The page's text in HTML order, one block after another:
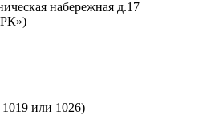
набережная д.17
1019 или 1026)